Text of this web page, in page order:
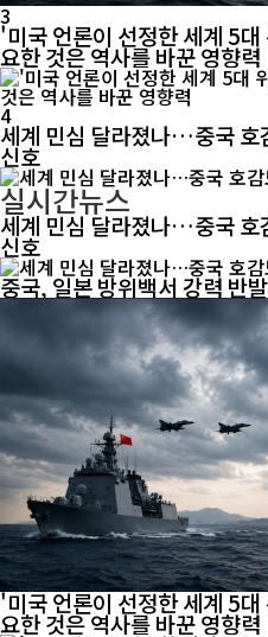
3
'미국 언론이 선정한 세계 5
요한 것은 역사를 바꾼 영향력
4
세계 민심 달라졌나…중국 호
신호
실시간뉴스
세계 민심 달라졌나…중국 호
신호
중국, 일본 방위백서 강력
'미국 언론이 선정한 세계 5
요한 것은 역사를 바꾼 영향력